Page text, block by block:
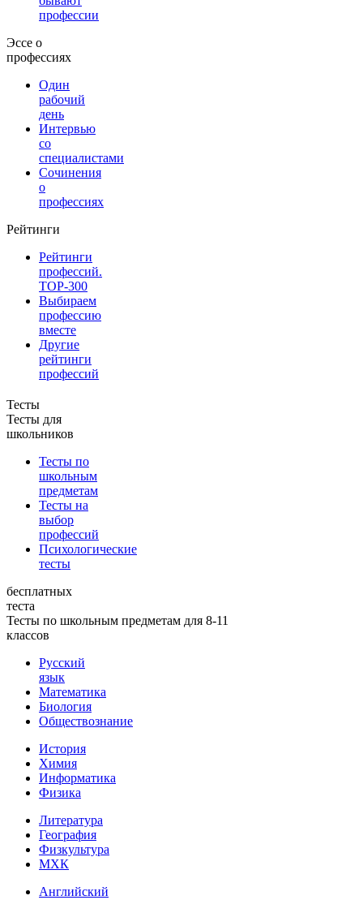
профессии
Эссе о
профессиях
Один
рабочий
день
Интервью
со
специалистами
Сочинения
о
профессиях
Рейтинги
Рейтинги
профессий.
TOP-300
Выбираем
профессию
вместе
Другие
рейтинги
профессий
Тесты
Тесты для
школьников
Тесты по
школьным
предметам
Тесты на
выбор
профессий
Психологические
тесты
бесплатных
теста
Тесты по школьным предметам для 8-11
классов
Русский
язык
Математика
Биология
Обществознание
История
Химия
Информатика
Физика
Литература
География
Физкультура
МХК
Английский